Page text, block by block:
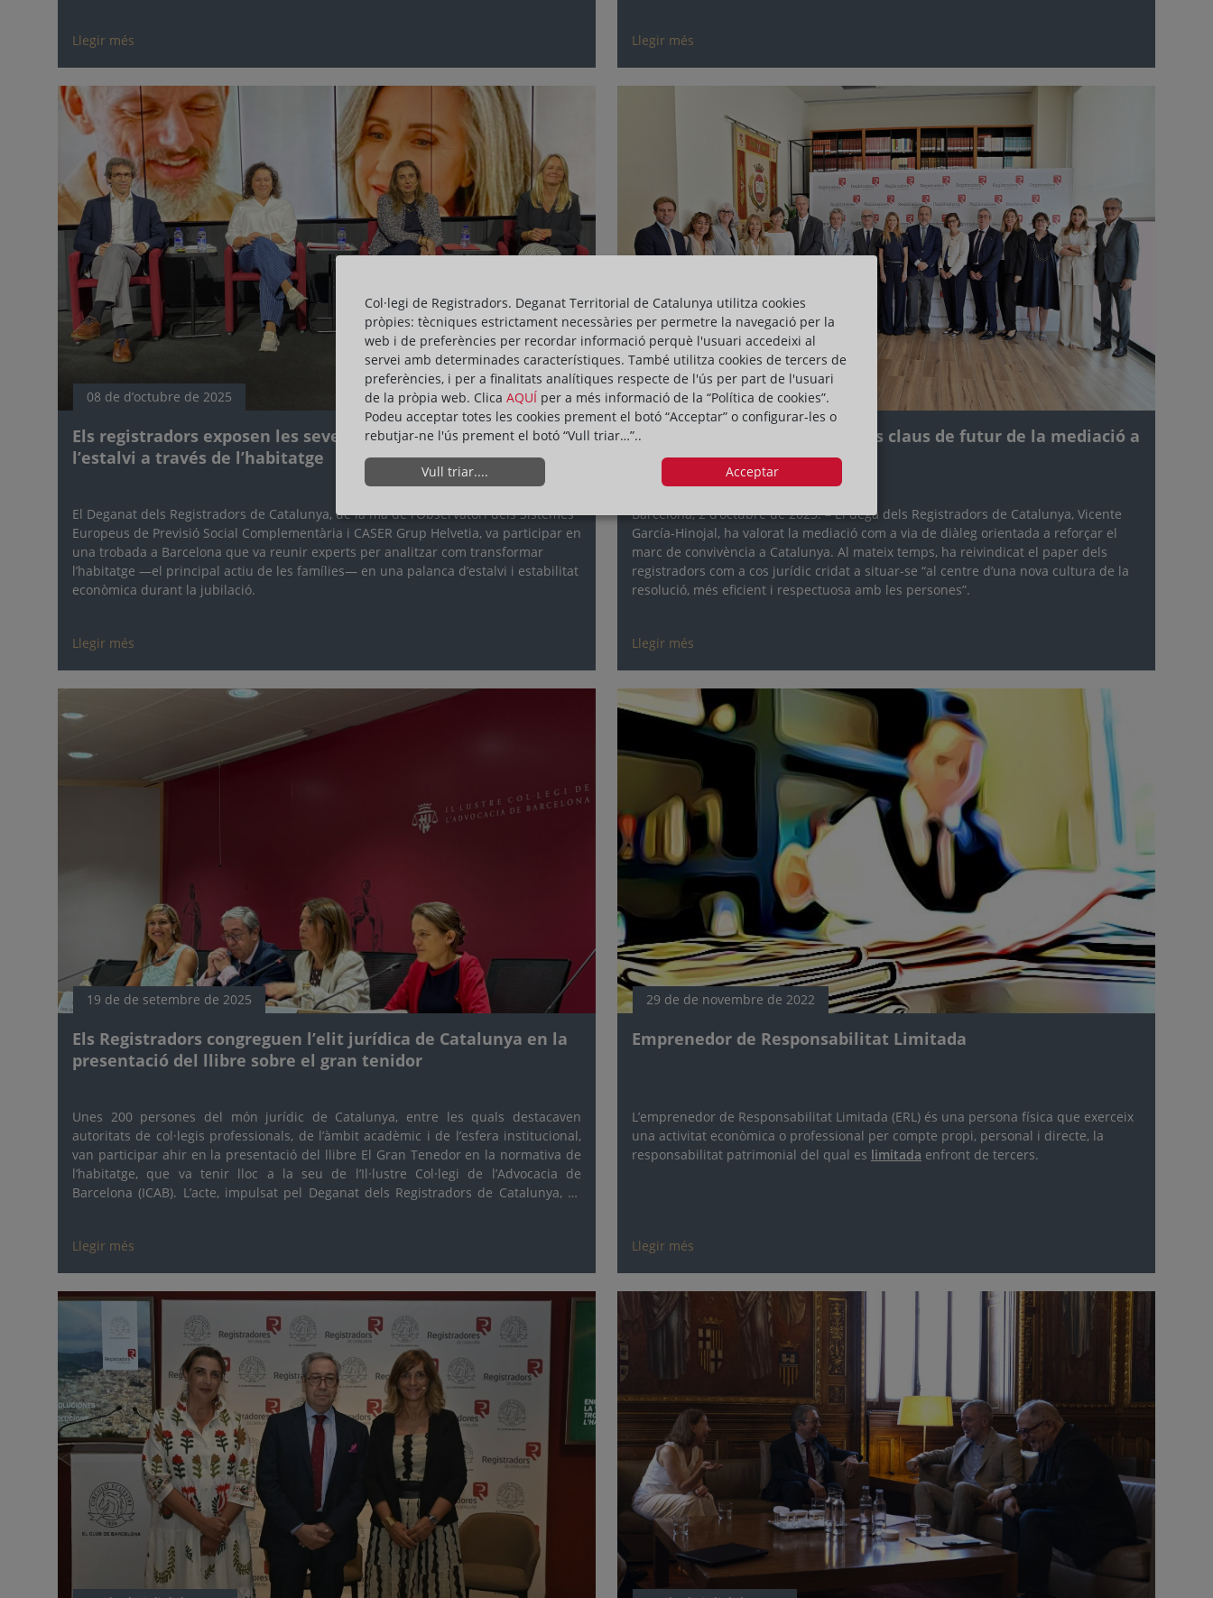
Llegir més Llegir més
08 de d’octubre de 2025
Els registradors exposen les seves idees per promoure
l’estalvi a través de l’habitatge
El Deganat dels Registradors de Catalunya, de la mà de l’Observatori dels Sistemes
Europeus de Previsió Social Complementària i CASER Grup Helvetia, va participar en
una trobada a Barcelona que va reunir experts per analitzar com transformar
l’habitatge —el principal actiu de les famílies— en una palanca d’estalvi i estabilitat
econòmica durant la jubilació.
Llegir més
02 de d’octubre de 2025
Els Registradors desglossen les claus de futur de la mediació a
Catalunya
Barcelona, 2 d’octubre de 2025. – El degà dels Registradors de Catalunya, Vicente
García-Hinojal, ha valorat la mediació com a via de diàleg orientada a reforçar el
marc de convivència a Catalunya. Al mateix temps, ha reivindicat el paper dels
registradors com a cos jurídic cridat a situar-se “al centre d’una nova cultura de la
resolució, més eficient i respectuosa amb les persones”.
Llegir més
19 de de setembre de 2025
Els Registradors congreguen l’elit jurídica de Catalunya en la
presentació del llibre sobre el gran tenidor
Unes 200 persones del món jurídic de Catalunya, entre les quals destacaven
autoritats de col·legis professionals, de l’àmbit acadèmic i de l’esfera institucional,
van participar ahir en la presentació del llibre El Gran Tenedor en la normativa de
l’habitatge, que va tenir lloc a la seu de l’Il·lustre Col·legi de l’Advocacia de
Barcelona (ICAB). L’acte, impulsat pel Deganat dels Registradors de Catalunya, va
Llegir més
29 de de novembre de 2022
Emprenedor de Responsabilitat Limitada
L’emprenedor de Responsabilitat Limitada (ERL) és una persona física que exerceix
una activitat econòmica o professional per compte propi, personal i directe, la
responsabilitat patrimonial del qual es limitada enfront de tercers.
Llegir més
Col·legi de Registradors. Deganat Territorial de Catalunya utilitza cookies
pròpies: tècniques estrictament necessàries per permetre la navegació per la
web i de preferències per recordar informació perquè l'usuari accedeixi al
servei amb determinades característiques. També utilitza cookies de tercers de
preferències, i per a finalitats analítiques respecte de l'ús per part de l'usuari
de la pròpia web. Clica AQUÍ per a més informació de la “Política de cookies”.
Podeu acceptar totes les cookies prement el botó “Acceptar” o configurar-les o
rebutjar-ne l'ús prement el botó “Vull triar…”..
Vull triar.... Acceptar